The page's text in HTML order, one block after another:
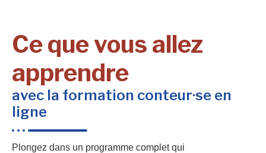
Ce que vous allez
apprendre
avec la formation conteur·se en
ligne
Plongez dans un programme complet qui